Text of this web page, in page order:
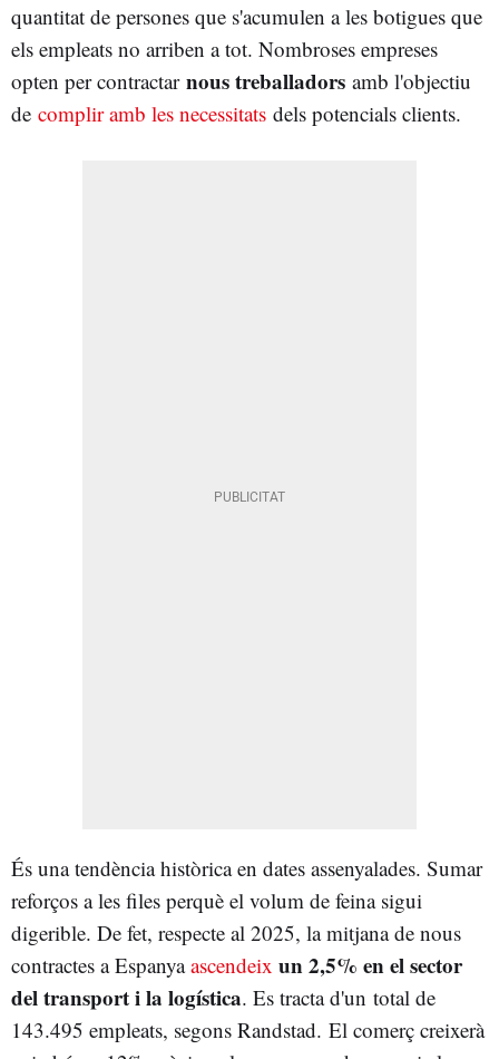
quantitat de persones que s'acumulen a les botigues que
els empleats no arriben a tot. Nombroses empreses
opten per contractar nous treballadors amb l'objectiu
de complir amb les necessitats dels potencials clients.
És una tendència històrica en dates assenyalades. Sumar
reforços a les files perquè el volum de feina sigui
digerible. De fet, respecte al 2025, la mitjana de nous
contractes a Espanyaascendeix un 2,5% en el sector
del transport i la logística. Es tracta d'un total de
143.495 empleats, segons Randstad. El comerç creixerà